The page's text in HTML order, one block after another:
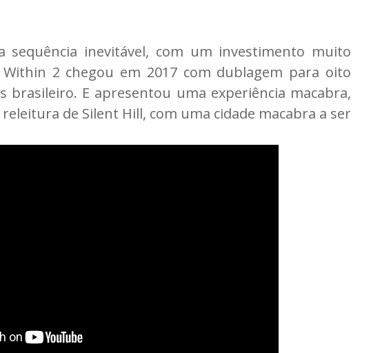
inevitável, com um investimento muito
2 chegou em 2017 com dublagem para oito
brasileiro. E apresentou uma experiência macabra,
de Silent Hill, com uma cidade macabra a ser